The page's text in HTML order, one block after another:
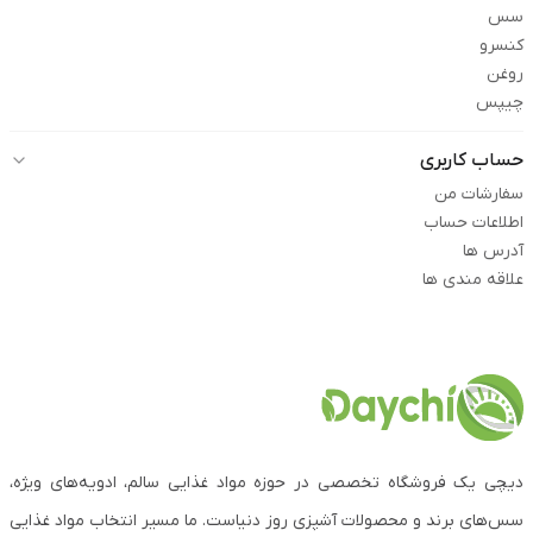
سس
کنسرو
روغن
چیپس
حساب کاربری
سفارشات من
اطلاعات حساب
آدرس ها
علاقه مندی ها
دیچی یک فروشگاه تخصصی در حوزه مواد غذایی سالم، ادویه‌های ویژه،
سس‌های برند و محصولات آشپزی روز دنیاست. ما مسیر انتخاب مواد غذایی